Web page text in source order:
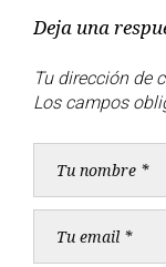
entradas
Deja una
Tu dirección de
Los campos